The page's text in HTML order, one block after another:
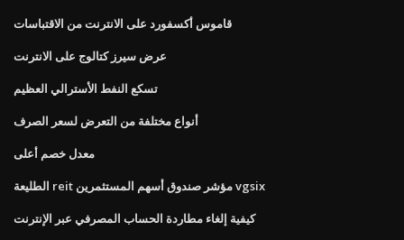
قاموس أكسفورد على الانترنت من الاقتباسات
عرض سيرز كتالوج على الانترنت
تسكع النفط الأسترالي العظيم
أنواع مختلفة من التعرض لسعر الصرف
معدل خصم أعلى
الطليعة reit مؤشر صندوق أسهم المستثمرين vgsix
كيفية إلغاء مطاردة الحساب المصرفي عبر الإنترنت